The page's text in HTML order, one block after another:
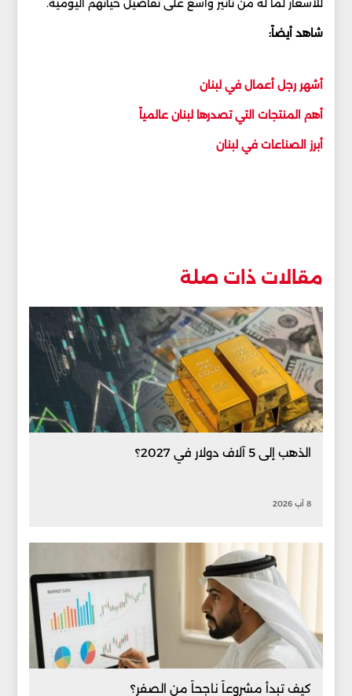
للأسعار لما له من تأثير واسع على تفاصيل حياتهم اليومية.
شاهد أيضاً:
أشهر رجل أعمال في لبنان
أهم المنتجات التي تصدرها لبنان عالمياً
أبرز الصناعات في لبنان
مقالات ذات صلة
الذهب إلى 5 آلاف دولار في 2027؟
8 آب 2026
كيف تبدأ مشروعاً ناجحاً من الصفر؟